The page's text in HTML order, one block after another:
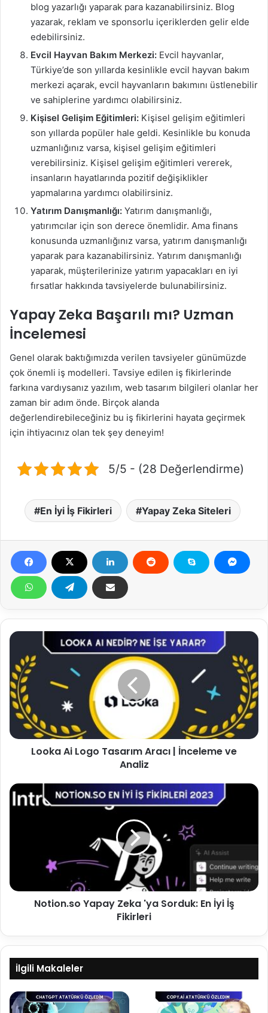
blog yazarlığı yaparak para kazanabilirsiniz. Blog
yazarak, reklam ve sponsorlu içeriklerden gelir elde
edebilirsiniz.
Evcil Hayvan Bakım Merkezi: Evcil hayvanlar,
Türkiye’de son yıllarda kesinlikle evcil hayvan bakım
merkezi açarak, evcil hayvanların bakımını üstlenebilir
ve sahiplerine yardımcı olabilirsiniz.
Kişisel Gelişim Eğitimleri: Kişisel gelişim eğitimleri
son yıllarda popüler hale geldi. Kesinlikle bu konuda
uzmanlığınız varsa, kişisel gelişim eğitimleri
verebilirsiniz. Kişisel gelişim eğitimleri vererek,
insanların hayatlarında pozitif değişiklikler
yapmalarına yardımcı olabilirsiniz.
Yatırım Danışmanlığı: Yatırım danışmanlığı,
yatırımcılar için son derece önemlidir. Ama finans
konusunda uzmanlığınız varsa, yatırım danışmanlığı
yaparak para kazanabilirsiniz. Yatırım danışmanlığı
yaparak, müşterilerinize yatırım yapacakları en iyi
fırsatlar hakkında tavsiyelerde bulunabilirsiniz.
Yapay Zeka Başarılı mı? Uzman
İncelemesi
Genel olarak baktığımızda verilen tavsiyeler günümüzde
çok önemli iş modelleri. Tavsiye edilen iş fikirlerinde
farkına vardıysanız yazılım, web tasarım bilgileri olanlar her
zaman bir adım önde. Birçok alanda
değerlendirebileceğiniz bu iş fikirlerini hayata geçirmek
için ihtiyacınız olan tek şey deneyim!
5/5 - (28 Değerlendirme)
En İyi İş Fikirleri Yapay Zeka Siteleri
L
o
k
a
A
o
a
a
e
e
Looka Ai Logo Tasarım Aracı | İnceleme ve
Analiz
N
o
e
k
a
Notion.so Yapay Zeka 'ya Sorduk: En İyi İş
Fikirleri
İlgili Makaleler